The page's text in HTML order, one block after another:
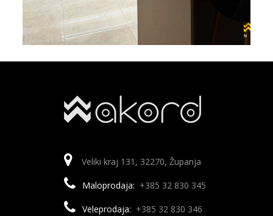
Veliki kraj 131, 32270, Županja
Maloprodaja: +385 32 830 345
Veleprodaja: +385 32 830 346